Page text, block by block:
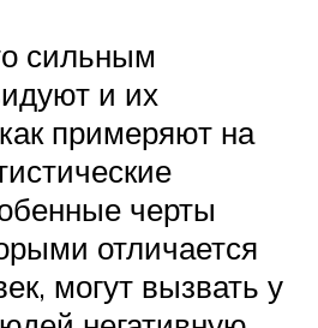
сильным
и их
примеряют на
черты
отличается
могут вызвать у